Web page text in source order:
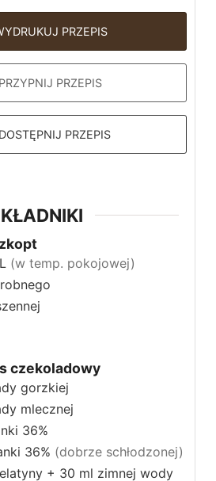
PRZEPIS
PRZYPNIJ PRZEPIS
PRZEPIS
(w temp. pokojowej)
czekoladowy
gorzkiej
mlecznej
36%
36% (dobrze schłodzonej)
+ 30 ml zimnej wody